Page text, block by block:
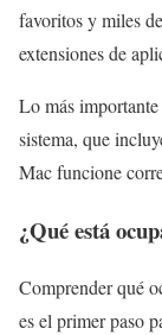
favoritos y miles
extensiones de
Lo más
sistema, que
Mac funcione
¿Qué está
Comprender qué
es el primer paso